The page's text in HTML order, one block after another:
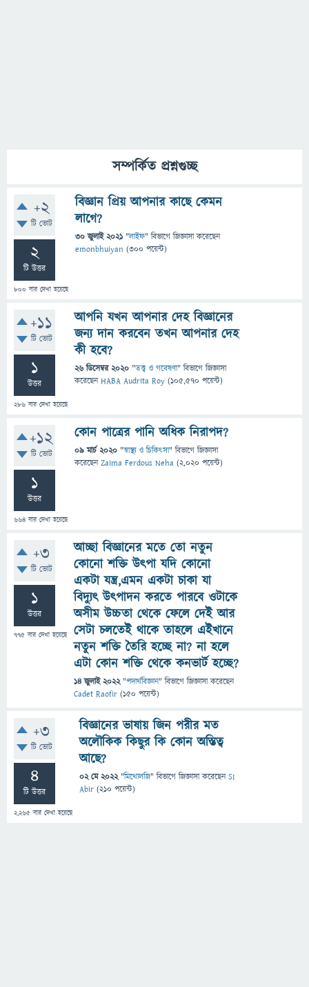
সম্পর্কিত প্রশ্নগুচ্ছ
+2
টি ভোট
2
টি উত্তর
800 বার দেখা হয়েছে
বিজ্ঞান প্রিয় আপনার কাছে কেমন
লাগে?
30 জুলাই 2021 "লাইফ" বিভাগে জিজ্ঞাসাকরেছেন
emonbhuiyan (300 পয়েন্ট)
+11
টি ভোট
1
উত্তর
286 বার দেখা হয়েছে
আপনি যখন আপনার দেহ বিজ্ঞানের
জন্য দান করবেন তখন আপনার দেহ
কী হবে?
26 ডিসেম্বর 2020 "তত্ত্ব ও গবেষণা" বিভাগে জিজ্ঞাসা
করেছেনHABA Audrita Roy (105,570 পয়েন্ট)
+12
টি ভোট
1
উত্তর
664 বার দেখা হয়েছে
কোন পাত্রের পানি অধিক নিরাপদ?
09 মার্চ 2020 "স্বাস্থ্য ও চিকিৎসা" বিভাগে জিজ্ঞাসা
করেছেনZaima Ferdous Neha (2,020 পয়েন্ট)
+3
টি ভোট
1
উত্তর
775 বার দেখা হয়েছে
আচ্ছা বিজ্ঞানের মতে তো নতুন
কোনো শক্তি উৎপা যদি কোনো
একটা যন্ত্র,এমন একটা চাকা যা
বিদ্যুৎ উৎপাদন করতে পারবে ওটাকে
অসীম উচ্চতা থেকে ফেলে দেই আর
সেটা চলতেই থাকে তাহলে এইখানে
নতুন শক্তি তৈরি হচ্ছে না? না হলে
এটা কোন শক্তি থেকে কনভার্ট হচ্ছে?
14 জুলাই 2022 "পদার্থবিজ্ঞান" বিভাগে জিজ্ঞাসাকরেছেন
Cadet Raofir (150 পয়েন্ট)
+3
টি ভোট
4
টি উত্তর
2,265 বার দেখা হয়েছে
বিজ্ঞানের ভাষায় জিন পরীর মত
অলৌকিক কিছুর কি কোন অস্তিত্ব
আছে?
02 মে 2022 "মিথোলজি" বিভাগে জিজ্ঞাসাকরেছেনSI
Abir (210 পয়েন্ট)